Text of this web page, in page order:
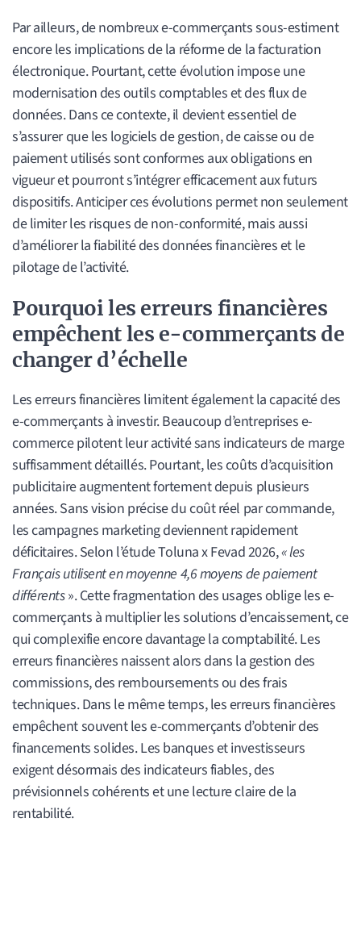
Par ailleurs, de nombreux e-commerçants sous-estiment
encore les implications de la réforme de la facturation
électronique. Pourtant, cette évolution impose une
modernisation des outils comptables et des flux de
données. Dans ce contexte, il devient essentiel de
s’assurer que les logiciels de gestion, de caisse ou de
paiement utilisés sont conformes aux obligations en
vigueur et pourront s’intégrer efficacement aux futurs
dispositifs. Anticiper ces évolutions permet non seulement
de limiter les risques de non-conformité, mais aussi
d’améliorer la fiabilité des données financières et le
pilotage de l’activité.
Pourquoi les erreurs financières
empêchent les e-commerçants de
changer d’échelle
Les erreurs financières limitent également la capacité des
e-commerçants à investir. Beaucoup d’entreprises e-
commerce pilotent leur activité sans indicateurs de marge
suffisamment détaillés. Pourtant, les coûts d’acquisition
publicitaire augmentent fortement depuis plusieurs
années. Sans vision précise du coût réel par commande,
les campagnes marketing deviennent rapidement
déficitaires. Selon l’étude Toluna x Fevad 2026,« les
Français utilisent en moyenne 4,6 moyens de paiement
différents». Cette fragmentation des usages oblige les e-
commerçants à multiplier les solutions d’encaissement, ce
qui complexifie encore davantage la comptabilité. Les
erreurs financières naissent alors dans la gestion des
commissions, des remboursements ou des frais
techniques. Dans le même temps, les erreurs financières
empêchent souvent les e-commerçants d’obtenir des
financements solides. Les banques et investisseurs
exigent désormais des indicateurs fiables, des
prévisionnels cohérents et une lecture claire de la
rentabilité.